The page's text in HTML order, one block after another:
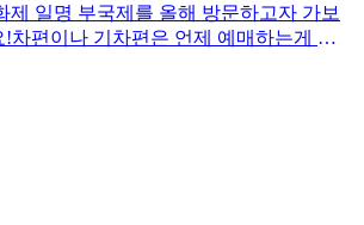
제 일명 부국제를 올해 방문하고자 가보
!차편이나 기차편은 언제 예매하는게 좋
사가 있는건가요? 아니면 영화를 보러 가
예매해야하는지, 당일 하루면 될지 몇 박
, 가면 어떤 이벤트들이 있는지 궁금합
는 정확히 어떤 행사인건지, 그 안에 어떤